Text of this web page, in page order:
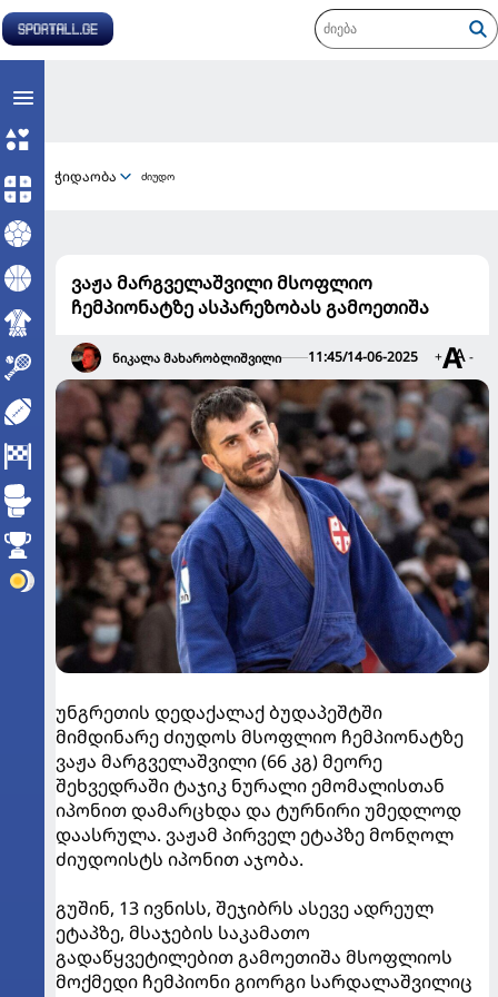
ჭიდაობა ძიუდო
ვაჟა მარგველაშვილი მსოფლიო
ჩემპიონატზე ასპარეზობას გამოეთიშა
ნიკალა მახარობლიშვილი 11:45/14-06-2025 + -
უნგრეთის დედაქალაქ ბუდაპეშტში
მიმდინარე ძიუდოს მსოფლიო ჩემპიონატზე
ვაჟა მარგველაშვილი (66 კგ) მეორე
შეხვედრაში ტაჯიკ ნურალი ემომალისთან
იპონით დამარცხდა და ტურნირი უმედლოდ
დაასრულა. ვაჟამ პირველ ეტაპზე მონღოლ
ძიუდოისტს იპონით აჯობა.
გუშინ, 13 ივნისს, შეჯიბრს ასევე ადრეულ
ეტაპზე, მსაჯების საკამათო
გადაწყვეტილებით გამოეთიშა მსოფლიოს
მოქმედი ჩემპიონი გიორგი სარდალაშვილიც